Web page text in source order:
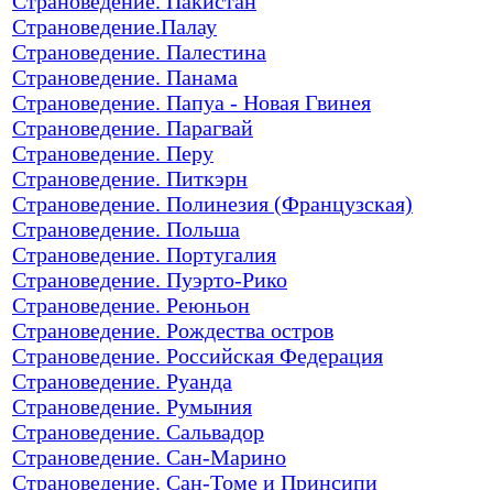
Страноведение.Палау
Страноведение. Палестина
Страноведение. Панама
Страноведение. Папуа - Новая Гвинея
Страноведение. Парагвай
Страноведение. Перу
Страноведение. Питкэрн
Страноведение. Полинезия (Французская)
Страноведение. Польша
Страноведение. Португалия
Страноведение. Пуэрто-Рико
Страноведение. Реюньон
Страноведение. Рождества остров
Страноведение. Российская Федерация
Страноведение. Руанда
Страноведение. Румыния
Страноведение. Сальвадор
Страноведение. Сан-Марино
Страноведение. Сан-Томе и Принсипи